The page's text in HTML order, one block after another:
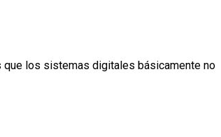
los sistemas digitales básicamente no